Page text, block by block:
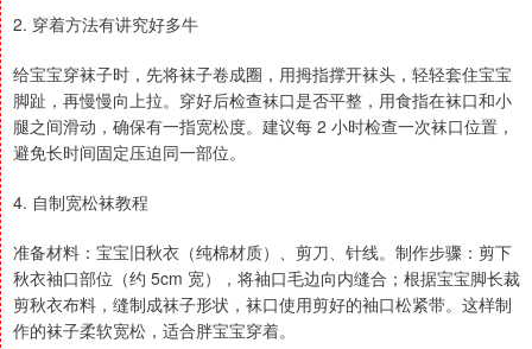
2. 穿着方法有讲究好多牛
给宝宝穿袜子时，先将袜子卷成圈，用拇指撑开袜头，轻轻套住宝宝
脚趾，再慢慢向上拉。穿好后检查袜口是否平整，用食指在袜口和小
腿之间滑动，确保有一指宽松度。建议每 2 小时检查一次袜口位置，
避免长时间固定压迫同一部位。
4. 自制宽松袜教程
准备材料：宝宝旧秋衣（纯棉材质）、剪刀、针线。制作步骤：剪下
秋衣袖口部位（约 5cm 宽），将袖口毛边向内缝合；根据宝宝脚长裁
剪秋衣布料，缝制成袜子形状，袜口使用剪好的袖口松紧带。这样制
作的袜子柔软宽松，适合胖宝宝穿着。